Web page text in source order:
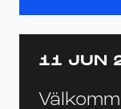
11 JUN